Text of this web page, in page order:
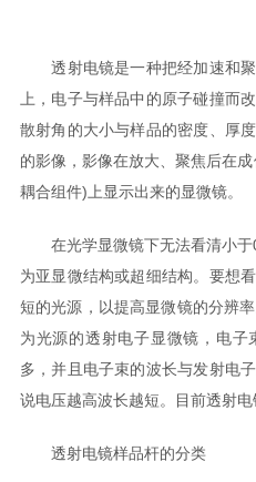
透射电镜是一种把经加速和聚
上，电子与样品中的原子碰撞而
散射角的大小与样品的密度、厚
的影像，影像在放大、聚焦后在
耦合组件)上显示出来的显微镜。
在光学显微镜下无法看清小于
为亚显微结构或超细结构。要想
短的光源，以提高显微镜的分辨
为光源的透射电子显微镜，电
多，并且电子束的波长与发射电
说电压越高波长越短。目前透射电
透射电镜样品杆的分类